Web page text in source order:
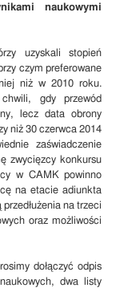
naukowymi
uzyskali stopień
czym preferowane
niż w 2010 roku.
gdy przewód
lecz data obrony
niż 30 czerwca 2014
zaświadczenie
zwycięzcy konkursu
w CAMK powinno
na etacie adiunkta
na trzeci
oraz możliwości
dołączyć odpis
dwa listy